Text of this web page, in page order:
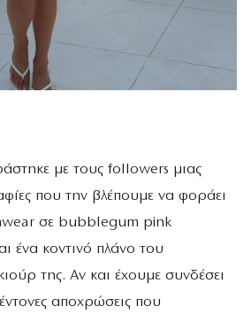
με τους followers μιας
που την βλέπουμε να φοράει
σε bubblegum pink
ένα κοντινό πλάνο του
της. Αν και έχουμε συνδέσει
αποχρώσεις που